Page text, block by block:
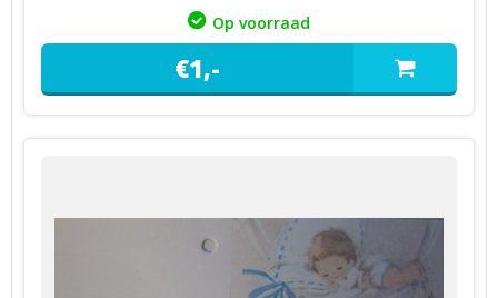
Op voorraad
€1,-